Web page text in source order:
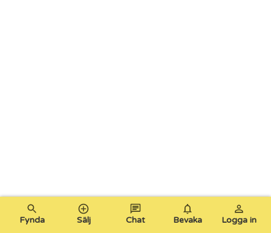
Fynda Sälj Chat Bevaka Logga in